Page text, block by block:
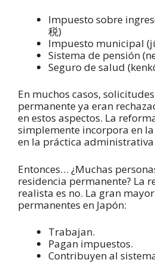
Impuesto sobre
税)
Impuesto municipal
Sistema de pensión
Seguro de salud
En muchos casos,
permanente ya eran
en estos aspectos. La
simplemente incorpora en
en la práctica administrativa
Entonces… ¿Muchas
residencia permanente? La
realista es no. La gran
permanentes en Japón:
Trabajan.
Pagan impuestos.
Contribuyen al